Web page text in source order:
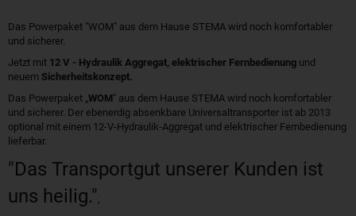
Das Powerpaket "WOM" aus dem Hause STEMA wird noch komfortabler
und sicherer.
Jetzt mit 12 V - Hydraulik Aggregat, elektrischer Fernbedienung und
neuem Sicherheitskonzept.
Das Powerpaket „WOM" aus dem Hause STEMA wird noch komfortabler
und sicherer. Der ebenerdig absenkbare Universaltransporter ist ab 2013
optional mit einem 12-V-Hydraulik-Aggregat und elektrischer Fernbedienung
lieferbar.
"Das Transportgut unserer Kunden ist
uns heilig." ,